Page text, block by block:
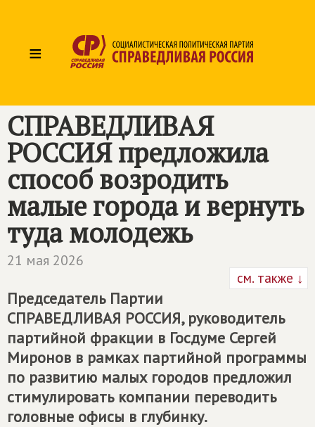
≡
СПРАВЕДЛИВАЯ
РОССИЯпредложила
способ возродить
малые города и вернуть
туда молодежь
21 мая 2026
см. также ↓
Председатель Партии
СПРАВЕДЛИВАЯ РОССИЯ, руководитель
партийной фракции в Госдуме Сергей
Миронов в рамках партийной программы
по развитию малых городов предложил
стимулировать компании переводить
головные офисы в глубинку.